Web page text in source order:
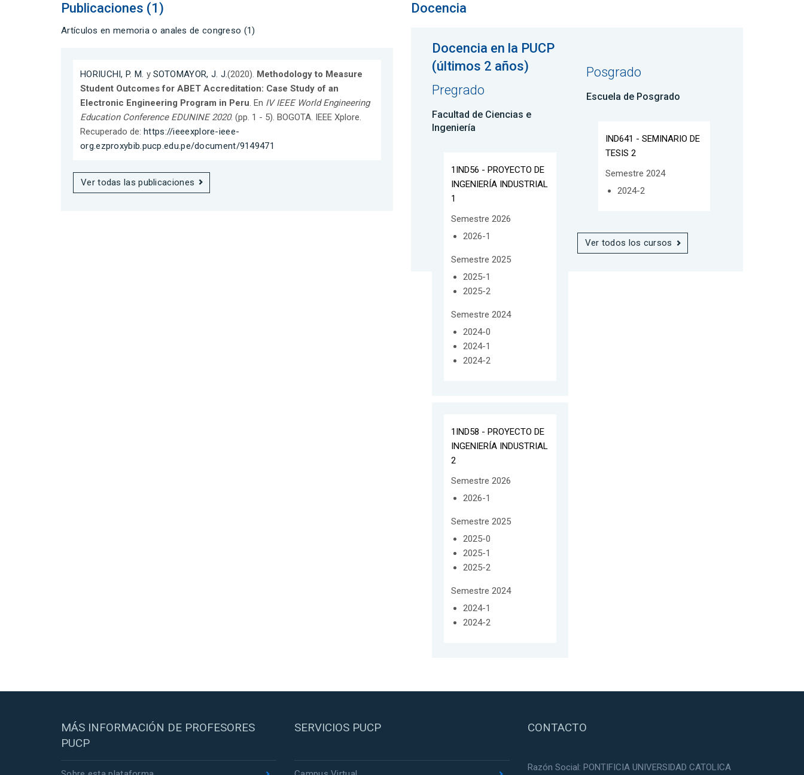
Publicaciones (1)
Artículos en memoria o anales de congreso (1)
HORIUCHI, P. M. y SOTOMAYOR, J. J.(2020). Methodology to Measure
Student Outcomes for ABET Accreditation: Case Study of an
Electronic Engineering Program in Peru. En IV IEEE World Engineering
Education Conference EDUNINE 2020. (pp. 1 - 5). BOGOTA. IEEE Xplore.
Recuperado de: https://ieeexplore-ieee-
org.ezproxybib.pucp.edu.pe/document/9149471
Ver todas las publicaciones
Docencia
Docencia en la PUCP
(últimos 2 años)
Pregrado
Facultad de Ciencias e
Ingeniería
1IND56 - PROYECTO DE
INGENIERÍA INDUSTRIAL
1
Semestre 2026
2026-1
Semestre 2025
2025-1
2025-2
Semestre 2024
2024-0
2024-1
2024-2
1IND58 - PROYECTO DE
INGENIERÍA INDUSTRIAL
2
Semestre 2026
2026-1
Semestre 2025
2025-0
2025-1
2025-2
Semestre 2024
2024-1
2024-2
Posgrado
Escuela de Posgrado
IND641 - SEMINARIO DE
TESIS 2
Semestre 2024
2024-2
Ver todos los cursos
MÁS INFORMACIÓN DE PROFESORES
PUCP
SERVICIOS PUCP CONTACTO
Razón Social: PONTIFICIA UNIVERSIDAD CATOLICA